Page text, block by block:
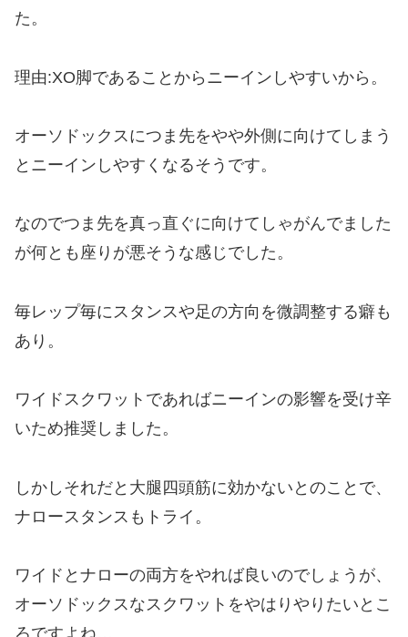
た。
理由:XO脚であることからニーインしやすいから。
オーソドックスにつま先をやや外側に向けてしまう
とニーインしやすくなるそうです。
なのでつま先を真っ直ぐに向けてしゃがんでました
が何とも座りが悪そうな感じでした。
毎レップ毎にスタンスや足の方向を微調整する癖も
あり。
ワイドスクワットであればニーインの影響を受け辛
いため推奨しました。
しかしそれだと大腿四頭筋に効かないとのことで、
ナロースタンスもトライ。
ワイドとナローの両方をやれば良いのでしょうが、
オーソドックスなスクワットをやはりやりたいとこ